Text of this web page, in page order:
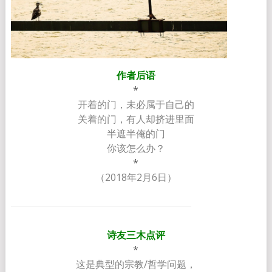
作者后语
*
开着的门，未必属于自己的
关着的门，有人却挤进里面
半遮半俺的门
你该怎么办？
*
（2018年2月6日）
诗友三木点评
*
这是典型的宗教/哲学问题，